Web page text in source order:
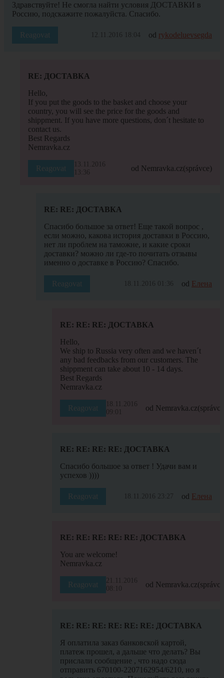
Здравствуйте! Не смогла найти условия ДОСТАВКИ в
Россию, подскажите пожалуйста. Спасибо.
Reagovat 12.11.2016 18:04 od rykodeluevsegda
RE: ДОСТАВКА
Hello,
If you put the goods to the basket and choose your
country, you will see the price for the goods and
shippment. If you have more questions, don´t hesitate to
contact us.
Best Regards
Nemravka.cz
Reagovat
13.11.2016
13:36
od Nemravka.cz(správce)
RE: RE: ДОСТАВКА
Спасибо большое за ответ! Еще такой вопрос ,
если можно, какова история доставки в Россию,
нет ли проблем на таможне, и какие сроки
доставки? можно ли где-то почитать отзывы
именно о доставке в Россию? Спасибо.
Reagovat 18.11.2016 01:36 od Елена
RE: RE: RE: ДОСТАВКА
Hello,
We ship to Russia very often and we haven´t
any bad feedbacks from our customers. The
shippment can take about 10 - 14 days.
Best Regards
Nemravka.cz
Reagovat
18.11.2016
09:01
od Nemravka.cz
RE: RE: RE: RE: ДОСТАВКА
Спасибо большое за ответ ! Удачи вам и
успехов ))))
Reagovat 18.11.2016 23:27 od Елена
RE: RE: RE: RE: RE: ДОСТАВКА
You are welcome!
Nemravka.cz
Reagovat
21.11.2016
08:10
od Nemravka.cz
RE: RE: RE: RE: RE: RE: ДОСТАВКА
Я оплатила заказ банковской картой,
платеж прошел, а дальше что делать? Вы
прислали сообщение , что надо сюда
отправить 670100-2207162954/6210, но я